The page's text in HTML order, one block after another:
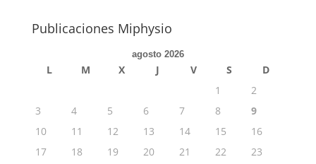
Publicaciones Miphysio
agosto 2026
L M X J V S
D
1
2
3
4 5 6 7 8
9
10
11 12 13 14 15
16
17
18 19 20 21 22
23